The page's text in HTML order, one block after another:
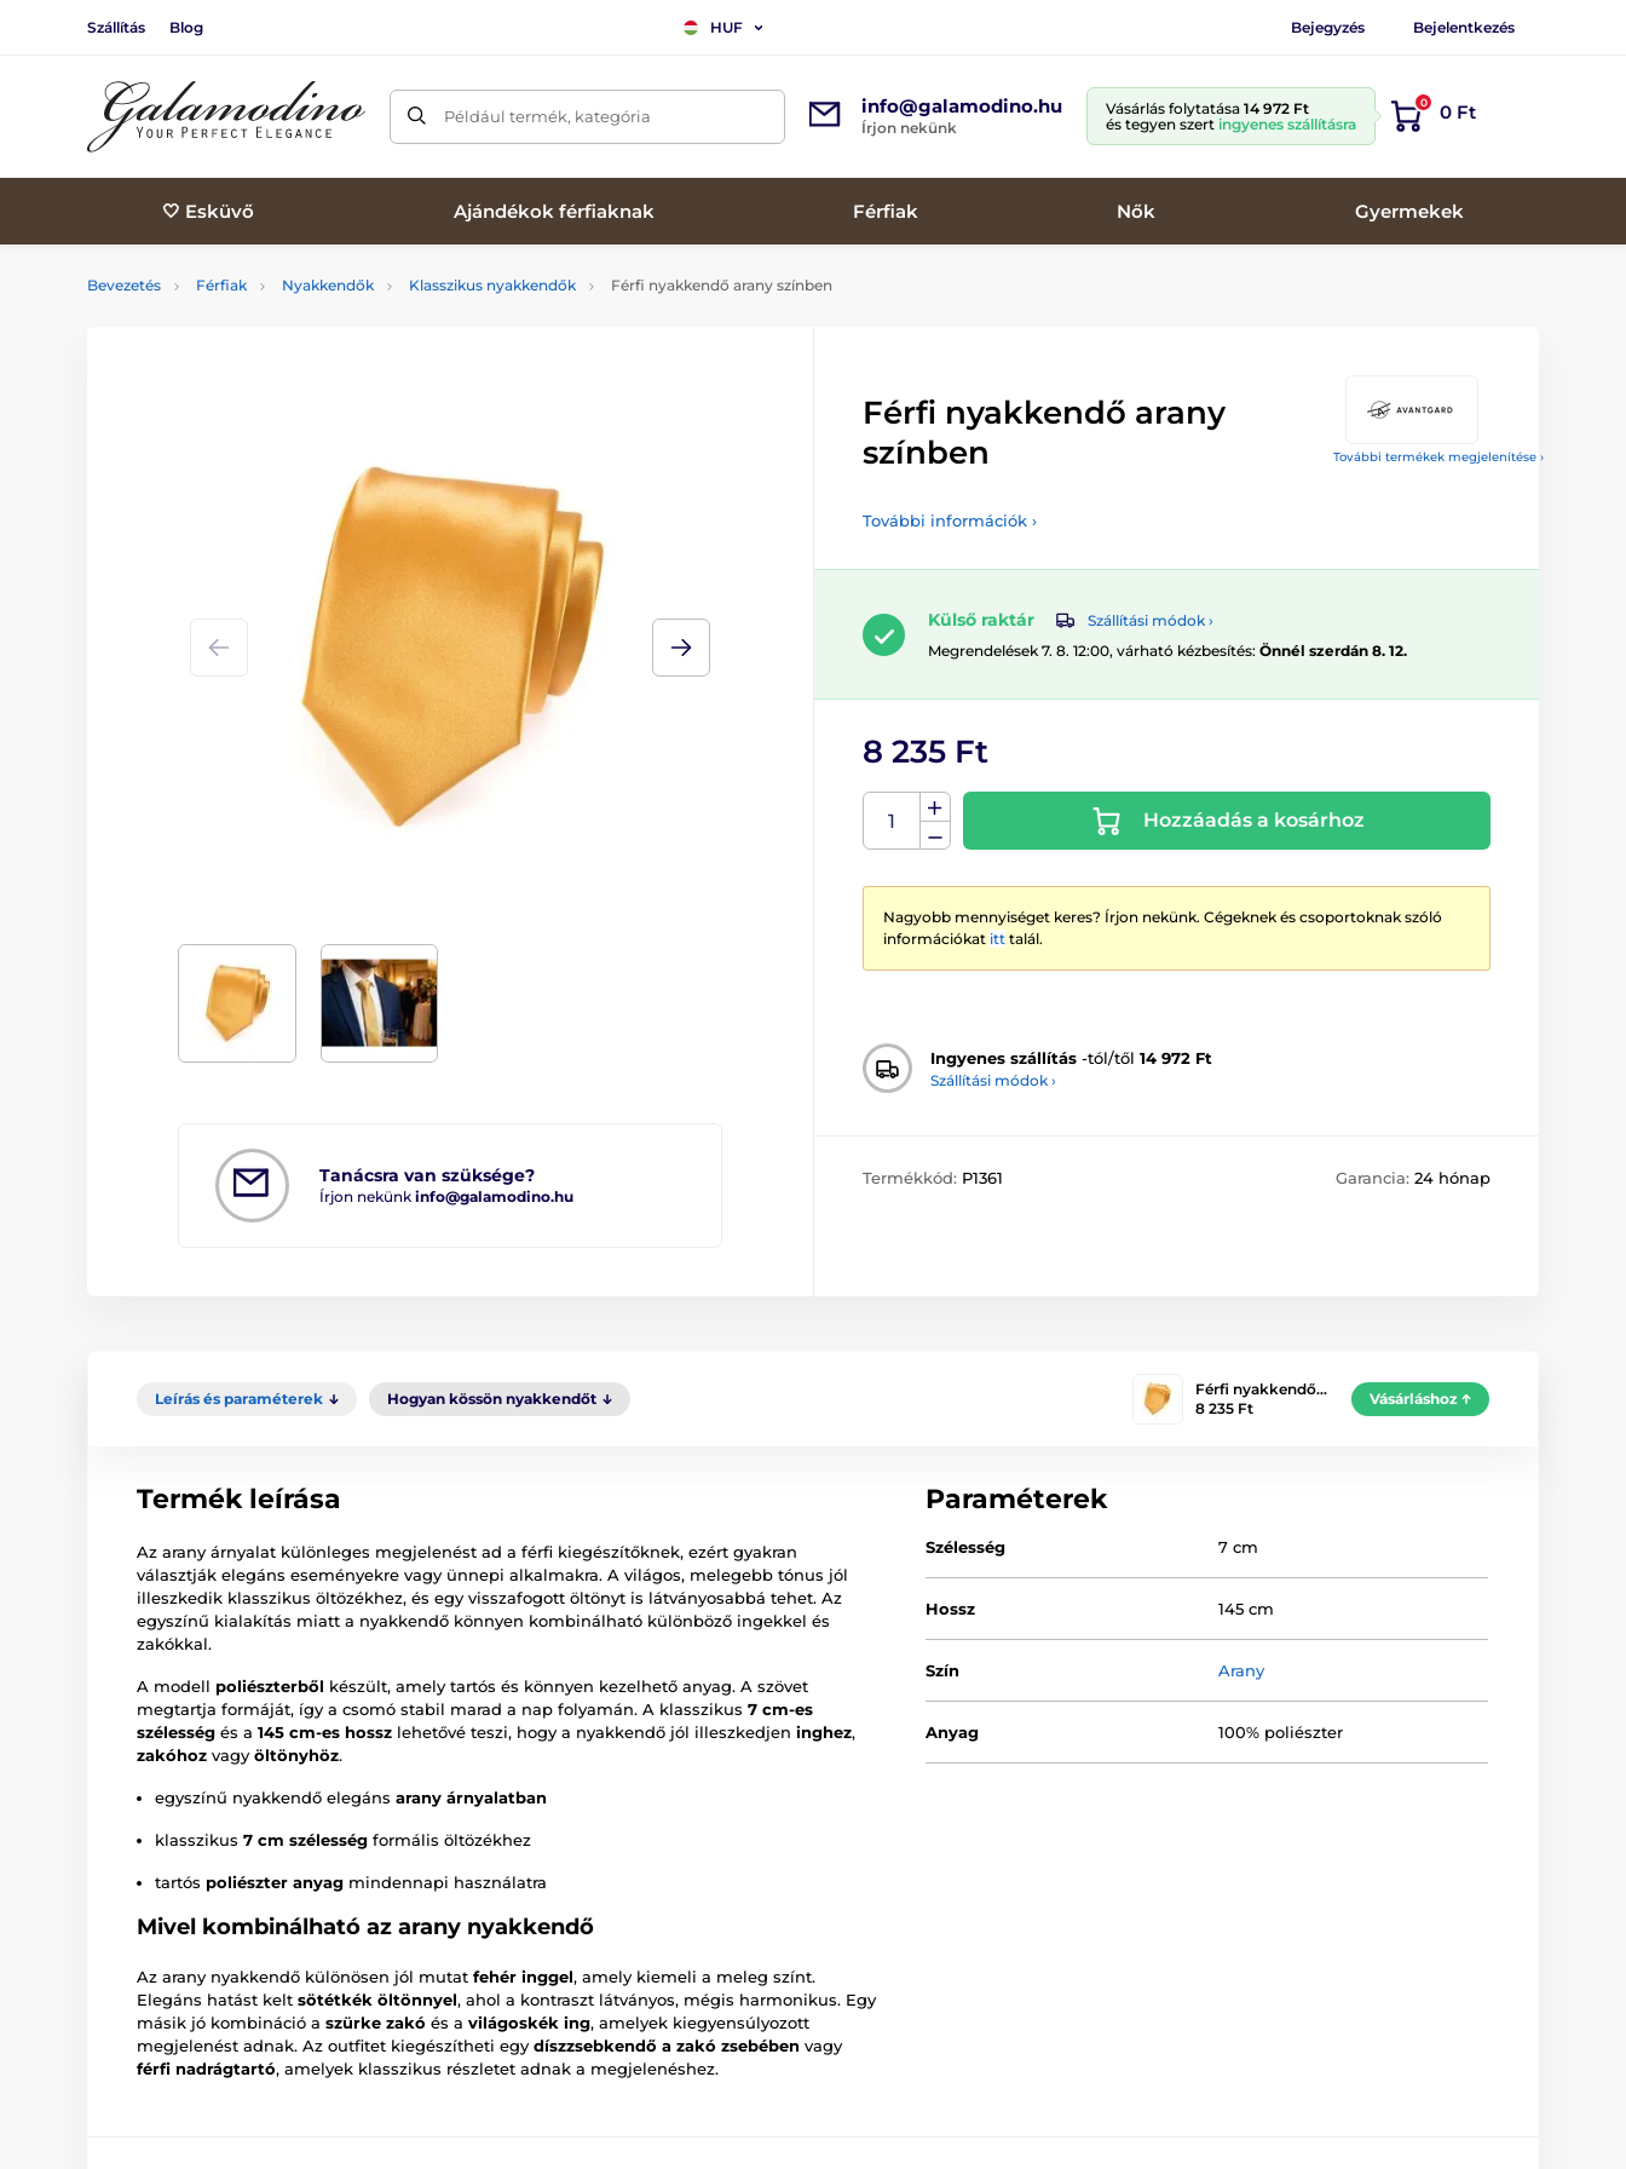
Szállítás Blog HUF Bejegyzés Bejelentkezés
Például termék, kategória info@galamodino.hu
Írjon nekünk
Vásárlás folytatása 14 972 Ft
és tegyen szert ingyenes szállításra
0 0 Ft
🤍 Esküvő Ajándékok férfiaknak Férfiak Nők Gyermekek
Bevezetés Férfiak Nyakkendők Klasszikus nyakkendők Férfi nyakkendő arany színben
További termékek megjelenítése ›
Tanácsra van szüksége?
Írjon nekünk info@galamodino.hu
Férfi nyakkendő arany
színben
További információk ›
Külső raktár
Szállítási módok ›
Megrendelések 7. 8. 12:00, várható kézbesítés: Önnél szerdán 8. 12.
8 235 Ft
Hozzáadás a kosárhoz
Nagyobb mennyiséget keres? Írjon nekünk. Cégeknek és csoportoknak szóló
információkat itt talál.
Ingyenes szállítás -tól/től 14 972 Ft
Szállítási módok ›
Termékkód: P1361 Garancia: 24 hónap
Leírás és paraméterek Hogyan kössön nyakkendőt
Férfi nyakkendő…
8 235 Ft
Vásárláshoz
Termék leírása
Az arany árnyalat különleges megjelenést ad a férfi kiegészítőknek, ezért gyakran
választják elegáns eseményekre vagy ünnepi alkalmakra. A világos, melegebb tónus jól
illeszkedik klasszikus öltözékhez, és egy visszafogott öltönyt is látványosabbá tehet. Az
egyszínű kialakítás miatt a nyakkendő könnyen kombinálható különböző ingekkel és
zakókkal.
A modell poliészterből készült, amely tartós és könnyen kezelhető anyag. A szövet
megtartja formáját, így a csomó stabil marad a nap folyamán. A klasszikus 7 cm-es
szélesség és a 145 cm-es hossz lehetővé teszi, hogy a nyakkendő jól illeszkedjen inghez,
zakóhoz vagy öltönyhöz.
egyszínű nyakkendő elegáns arany árnyalatban
klasszikus 7 cm szélesség formális öltözékhez
tartós poliészter anyag mindennapi használatra
Mivel kombinálható az arany nyakkendő
Az arany nyakkendő különösen jól mutat fehér inggel, amely kiemeli a meleg színt.
Elegáns hatást kelt sötétkék öltönnyel, ahol a kontraszt látványos, mégis harmonikus. Egy
másik jó kombináció a szürke zakó és a világoskék ing, amelyek kiegyensúlyozott
megjelenést adnak. Az outfitet kiegészítheti egy díszzsebkendő a zakó zsebében vagy
férfi nadrágtartó, amelyek klasszikus részletet adnak a megjelenéshez.
Paraméterek
Szélesség 7 cm
Hossz 145 cm
Szín Arany
Anyag 100% poliészter